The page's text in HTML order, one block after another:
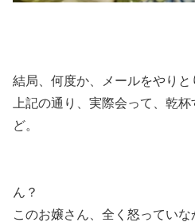
結局、何度か、メールをやりと
上記の通り、実際会って、乾
ど。
ん？
このお嬢さん、全く怒っていな